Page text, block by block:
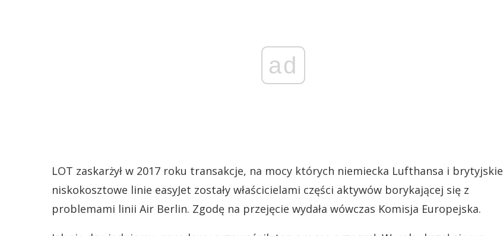
ad
LOT zaskarżył w 2017 roku transakcje, na mocy których niemiecka Lufthansa i brytyjskie
niskokosztowe linie easyJet zostały właścicielami części aktywów borykającej się z
problemami linii Air Berlin. Zgodę na przejęcie wydała wówczas Komisja Europejska.